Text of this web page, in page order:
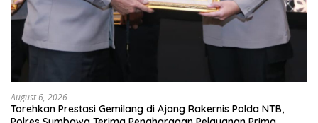
August 6, 2026
Torehkan Prestasi Gemilang di Ajang Rakernis Polda NTB,